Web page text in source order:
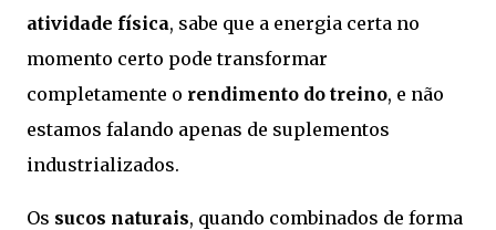
atividade física, sabe que a energia certa no
momento certo pode transformar
completamente o rendimento do treino, e não
estamos falando apenas de suplementos
industrializados.
Os sucos naturais, quando combinados de forma